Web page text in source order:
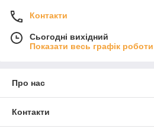
Контакти
Сьогодні вихідний
Показати весь графік роботи
Про нас
Контакти